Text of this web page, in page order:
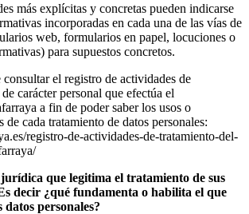
más explícitas y concretas pueden indicarse
incorporadas en cada una de las vías de
web, formularios en papel, locuciones o
para supuestos concretos.
el registro de actividades de
carácter personal que efectúa el
a fin de poder saber los usos o
de cada tratamiento de datos personales:
registro-de-actividades-de-tratamiento-del-
jurídica que legitima el tratamiento de sus
decir ¿qué fundamenta o habilita el que
personales?